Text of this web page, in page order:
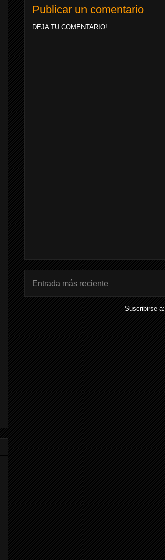
Publicar un comentario
DEJA TU COMENTARIO!
Entrada más reciente
Suscribirse a: